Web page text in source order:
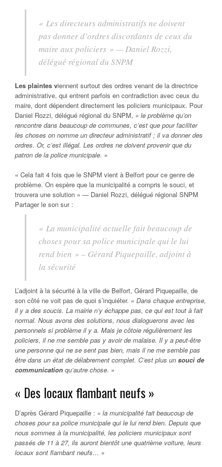
« Les directeurs administratifs ne doivent
pas donner d’ordres discordants de ceux du
maire aux policiers » —Daniel Rozzi,
délégué régional du SNPM
Les plaintes viennent surtout des ordres venant de la directrice
administrative, qui entrent parfois en contradiction avec ceux du
maire, dont dépendent directement les policiers municipaux. Pour
Daniel Rozzi, délégué régional du SNPM, « le problème qu’on
rencontre dans beaucoup de communes, c’est que pour faciliter
les choses on nomme un directeur administratif ; il va donner des
ordres. Or, c’est illégal. Les ordres ne doivent provenir que du
patron de la police municipale. »
« Cela fait 4 fois que le SNPM vient à Belfort pour ce genre de
problème. On espère que la municipalité a compris le souci, et
trouvera une solution » — Daniel Rozzi, délégué régional SNPM
Partager le son sur :
« La municipalité actuelle fait beaucoup de
choses pour sa police municipale qui le lui
rend bien » – Gérard Piquepaille, adjoint à
la sécurité
L’adjoint à la sécurité à la ville de Belfort, Gérard Piquepaille, de
son côté ne voit pas de quoi s’inquiéter. « Dans chaque entreprise,
il y a des soucis. La mairie n’y échappe pas, ce qui est tout à fait
normal. Nous avons des solutions, nous dialoguerons avec les
personnels si problème il y a. Mais je côtoie régulièrement les
policiers, il ne me semble pas y avoir de malaise. Il y a peut-être
une personne qui ne se sent pas bien, mais il ne me semble pas
être dans un état de délabrement complet. C’est plus un souci de
communication qu’autre chose. »
« Des locaux flambant neufs »
D’après Gérard Piquepaille : « la municipalité fait beaucoup de
choses pour sa police municipale qui le lui rend bien. Depuis que
nous sommes à la municipalité, les policiers municipaux sont
passés de 11 à 27, ils auront bientôt une quatrième voiture, leurs
locaux sont flambant neufs… »